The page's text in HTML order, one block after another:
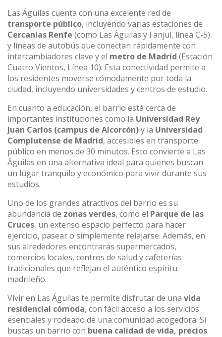
Las Águilas cuenta con una excelente red de
transporte público, incluyendo varias estaciones de
Cercanías Renfe (como Las Águilas y Fanjul, línea C-5)
y líneas de autobús que conectan rápidamente con
intercambiadores clave y el metro de Madrid (Estación
Cuatro Vientos, Línea 10). Esta conectividad permite a
los residentes moverse cómodamente por toda la
ciudad, incluyendo universidades y centros de estudio.
En cuanto a educación, el barrio está cerca de
importantes instituciones como la Universidad Rey
Juan Carlos (campus de Alcorcón)y la Universidad
Complutense de Madrid, accesibles en transporte
público en menos de 30 minutos. Esto convierte a Las
Águilas en una alternativa ideal para quienes buscan
un lugar tranquilo y económico para vivir durante sus
estudios.
Uno de los grandes atractivos del barrio es su
abundancia de zonas verdes, como el Parque de las
Cruces, un extenso espacio perfecto para hacer
ejercicio, pasear o simplemente relajarse. Además, en
sus alrededores encontrarás supermercados,
comercios locales, centros de salud y cafeterías
tradicionales que reflejan el auténtico espíritu
madrileño.
Vivir en Las Águilas te permite disfrutar de una vida
residencial cómoda, con fácil acceso a los servicios
esenciales y rodeado de una comunidad acogedora. Si
buscas un barrio con buena calidad de vida, precios